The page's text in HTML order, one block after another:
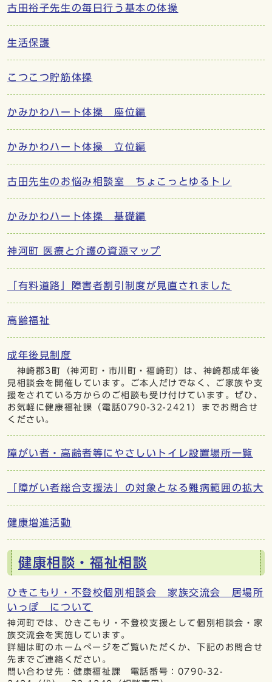
古田裕子先生の毎日行う基本の体操
生活保護
こつこつ貯筋体操
かみかわハート体操 座位編
かみかわハート体操 立位編
古田先生のお悩み相談室 ちょこっとゆるトレ
かみかわハート体操 基礎編
神河町 医療と介護の資源マップ
「有料道路」障害者割引制度が見直されました
高齢福祉
成年後見制度
神崎郡3町（神河町・市川町・福崎町）は、神崎郡成年後
見相談会を開催しています。ご本人だけでなく、ご家族や支
援をされている方からのご相談も受け付けています。ぜひ、
お気軽に健康福祉課（電話0790-32-2421）までお問合せ
ください。
障がい者・高齢者等にやさしいトイレ設置場所一覧
「障がい者総合支援法」の対象となる難病範囲の拡大
健康増進活動
健康相談・福祉相談
ひきこもり・不登校個別相談会 家族交流会 居場所
いっぽ について
神河町では、ひきこもり・不登校支援として個別相談会・家
族交流会を実施しています。
詳細は町のホームぺージをご覧いただくか、下記のお問合せ
先までご連絡ください。
問い合わせ先：健康福祉課 電話番号：0790-32-